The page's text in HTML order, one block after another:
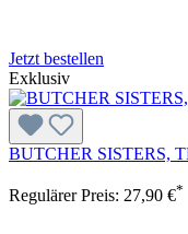
Jetzt bestellen
Exklusiv
BUTCHER SISTERS,
Regulärer Preis: 27,90 €*